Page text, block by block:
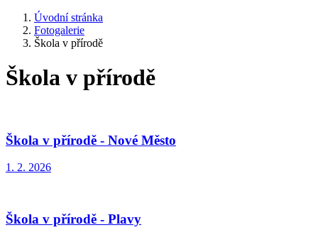
Úvodní stránka
Fotogalerie
Škola v přírodě
Škola v přírodě
Škola v přírodě - Nové Město
1. 2. 2026
Škola v přírodě - Plavy